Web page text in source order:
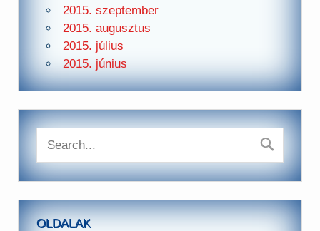
2015. szeptember
2015. augusztus
2015. július
2015. június
OLDALAK